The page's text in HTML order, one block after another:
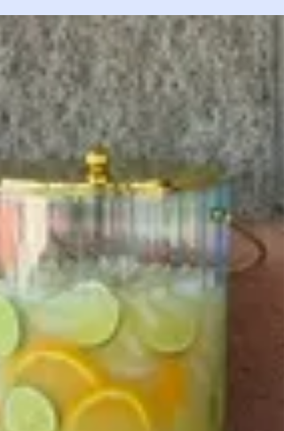
のトウモロコシとほくほくのサツマイモを堪能し
ました。焼き奉行のYさんをはじめ、グリルを囲
で素晴らしいチームワークでお父さんたちが大活
躍でした。お疲れ様でした。 毎年、運営委員で
あるYさんとそのご家族皆さんには、当日お子さ
たちのスポーツや習い事などがある中、前日の仕
込み、当日のセットアップから最後のかたづけま
で、お子さん達もご一緒にご協力をいただき、本
当にありがとうございます。 毎年たくさんのカ
ーとご飯を用意しますが、今年もあっという間に
なくなってしまいました。大量に作ってくださっ
たKさん、ありがとうございました。 今年は綿あ
め・コットンキャンディが復活しました。 子供
たちも楽しそうにくるくるとまわしながらフワフ
ワの綿あめを上手につくってました。 甘いもの
といえばBBQでのスモアは、子どもも大人もはず
せませんね。